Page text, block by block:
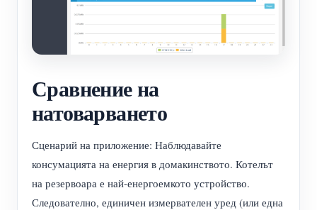
Сравнение на
натоварването
Сценарий на приложение: Наблюдавайте
консумацията на енергия в домакинството. Котелът
на резервоара е най-енергоемкото устройство.
Следователно, единичен измервателен уред (или една